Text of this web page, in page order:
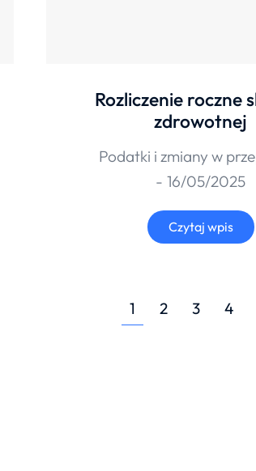
Rozliczenie roczne
zdrowotnej
Podatki i zmiany w
16/05/2025
Czytaj wpis
1 2 3 4